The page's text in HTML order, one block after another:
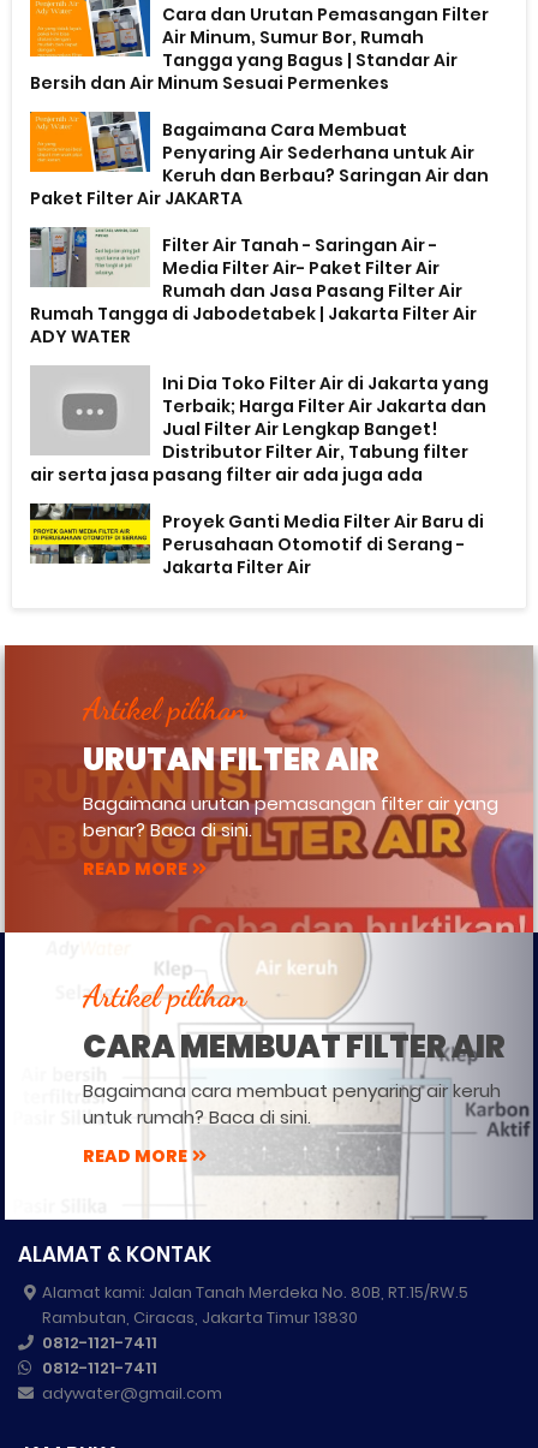
Cara dan Urutan Pemasangan Filter
Air Minum, Sumur Bor, Rumah
Tangga yang Bagus | Standar Air
Bersih dan Air Minum Sesuai Permenkes
Bagaimana Cara Membuat
Penyaring Air Sederhana untuk Air
Keruh dan Berbau? Saringan Air dan
Paket Filter Air JAKARTA
Filter Air Tanah - Saringan Air -
Media Filter Air- Paket Filter Air
Rumah dan Jasa Pasang Filter Air
Rumah Tangga di Jabodetabek | Jakarta Filter Air
ADY WATER
Ini Dia Toko Filter Air di Jakarta yang
Terbaik; Harga Filter Air Jakarta dan
Jual Filter Air Lengkap Banget!
Distributor Filter Air, Tabung filter
air serta jasa pasang filter air ada juga ada
Proyek Ganti Media Filter Air Baru di
Perusahaan Otomotif di Serang -
Jakarta Filter Air
Artikel pilihan
URUTAN FILTER AIR
Bagaimana urutan pemasangan filter air yang
benar? Baca di sini.
READ MORE
Artikel pilihan
CARA MEMBUAT FILTER AIR
Bagaimana cara membuat penyaring air keruh
untuk rumah? Baca di sini.
READ MORE
ALAMAT & KONTAK
Alamat kami: Jalan Tanah Merdeka No. 80B, RT.15/RW.5
Rambutan, Ciracas, Jakarta Timur 13830
0812-1121-7411
0812-1121-7411
adywater@gmail.com